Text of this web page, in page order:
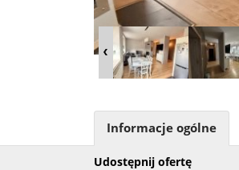
Udostępnij ofertę
Informacje ogólne